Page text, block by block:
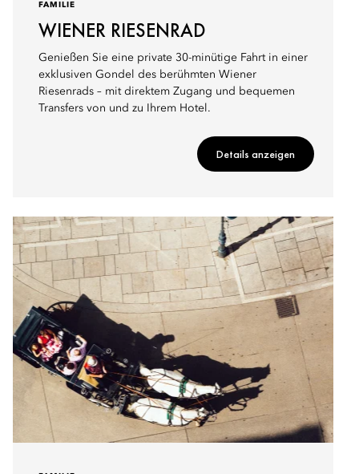
FAMILIE
WIENER RIESENRAD
Genießen Sie eine private 30-minütige Fahrt in einer
exklusiven Gondel des berühmten Wiener
Riesenrads – mit direktem Zugang und bequemen
Transfers von und zu Ihrem Hotel.
Details anzeigen